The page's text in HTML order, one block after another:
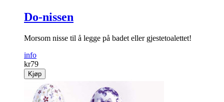
Do-nissen
Morsom nisse til å legge på badet eller gjestetoalettet!
info
kr79
Kjøp